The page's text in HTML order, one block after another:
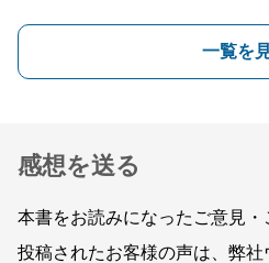
一覧を
感想を送る
本書をお読みになったご意見・
投稿されたお客様の声は、弊社